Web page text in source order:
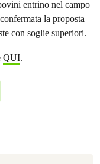
entrino nel campo
la proposta
con soglie superiori.
QUI.